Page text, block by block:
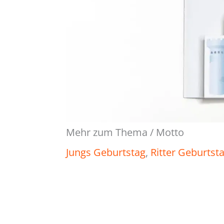
Mehr zum Thema / Motto
Jungs Geburtstag, Ritter